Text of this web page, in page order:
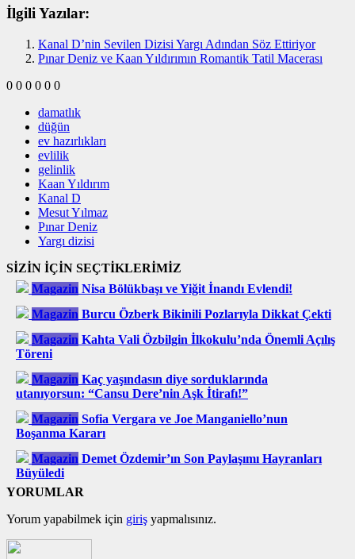
İlgili Yazılar:
Kanal D’nin Sevilen Dizisi Yargı Adından Söz Ettiriyor
Pınar Deniz ve Kaan Yıldırımın Romantik Tatil Macerası
0 0 0 0 0 0
damatlık
düğün
ev hazırlıkları
evlilik
gelinlik
Kaan Yıldırım
Kanal D
Mesut Yılmaz
Pınar Deniz
Yargı dizisi
SİZİN İÇİN SEÇTİKLERİMİZ
Magazin Nisa Bölükbaşı ve Yiğit İnandı Evlendi!
Magazin Burcu Özberk Bikinili Pozlarıyla Dikkat Çekti
Magazin Kahta Vali Özbilgin İlkokulu’nda Önemli Açılış
Töreni
Magazin Kaç yaşındasın diye sorduklarında
utanıyorsun: “Cansu Dere’nin Aşk İtirafı!”
Magazin Sofia Vergara ve Joe Manganiello’nun
Boşanma Kararı
Magazin Demet Özdemir’ın Son Paylaşımı Hayranları
Büyüledi
YORUMLAR
Yorum yapabilmek için giriş yapmalısınız.